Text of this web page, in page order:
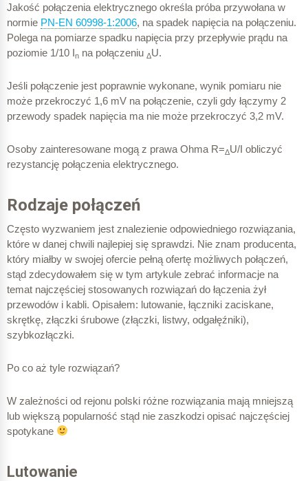
Jakość połączenia elektrycznego określa próba przywołana w
normie PN-EN 60998-1:2006, na spadek napięcia na połączeniu.
Polega na pomiarze spadku napięcia przy przepływie prądu na
poziomie 1/10 In na połączeniu ΔU.
Jeśli połączenie jest poprawnie wykonane, wynik pomiaru nie
może przekroczyć 1,6 mV na połączenie, czyli gdy łączymy 2
przewody spadek napięcia ma nie może przekroczyć 3,2 mV.
Osoby zainteresowane mogą z prawa Ohma R=ΔU/I obliczyć
rezystancję połączenia elektrycznego.
Rodzaje połączeń
Często wyzwaniem jest znalezienie odpowiedniego rozwiązania,
które w danej chwili najlepiej się sprawdzi. Nie znam producenta,
który miałby w swojej ofercie pełną ofertę możliwych połączeń,
stąd zdecydowałem się w tym artykule zebrać informacje na
temat najczęściej stosowanych rozwiązań do łączenia żył
przewodów i kabli. Opisałem: lutowanie, łączniki zaciskane,
skrętkę, złączki śrubowe (złączki, listwy, odgałęźniki),
szybkozłączki.
Po co aż tyle rozwiązań?
W zależności od rejonu polski różne rozwiązania mają mniejszą
lub większą popularność stąd nie zaszkodzi opisać najczęściej
spotykane
Lutowanie